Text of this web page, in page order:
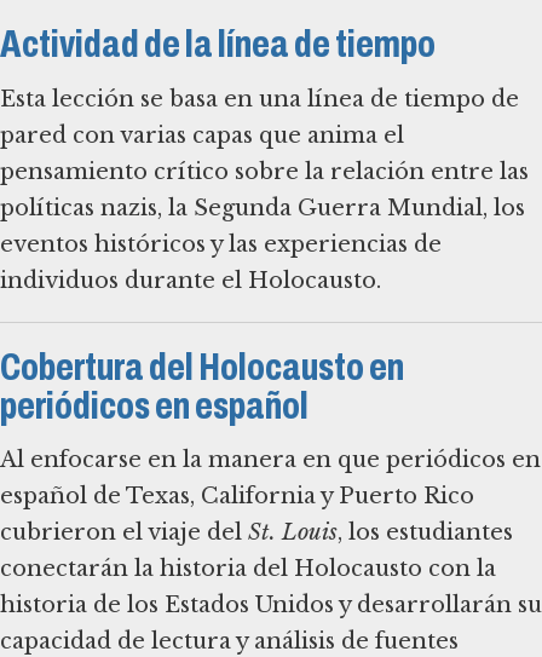
Actividad de la línea de tiempo
Esta lección se basa en una línea de tiempo de
pared con varias capas que anima el
pensamiento crítico sobre la relación entre las
políticas nazis, la Segunda Guerra Mundial, los
eventos históricos y las experiencias de
individuos durante el Holocausto.
Cobertura del Holocausto en
periódicos en español
Al enfocarse en la manera en que periódicos en
español de Texas, California y Puerto Rico
cubrieron el viaje del St. Louis, los estudiantes
conectarán la historia del Holocausto con la
historia de los Estados Unidos y desarrollarán su
capacidad de lectura y análisis de fuentes